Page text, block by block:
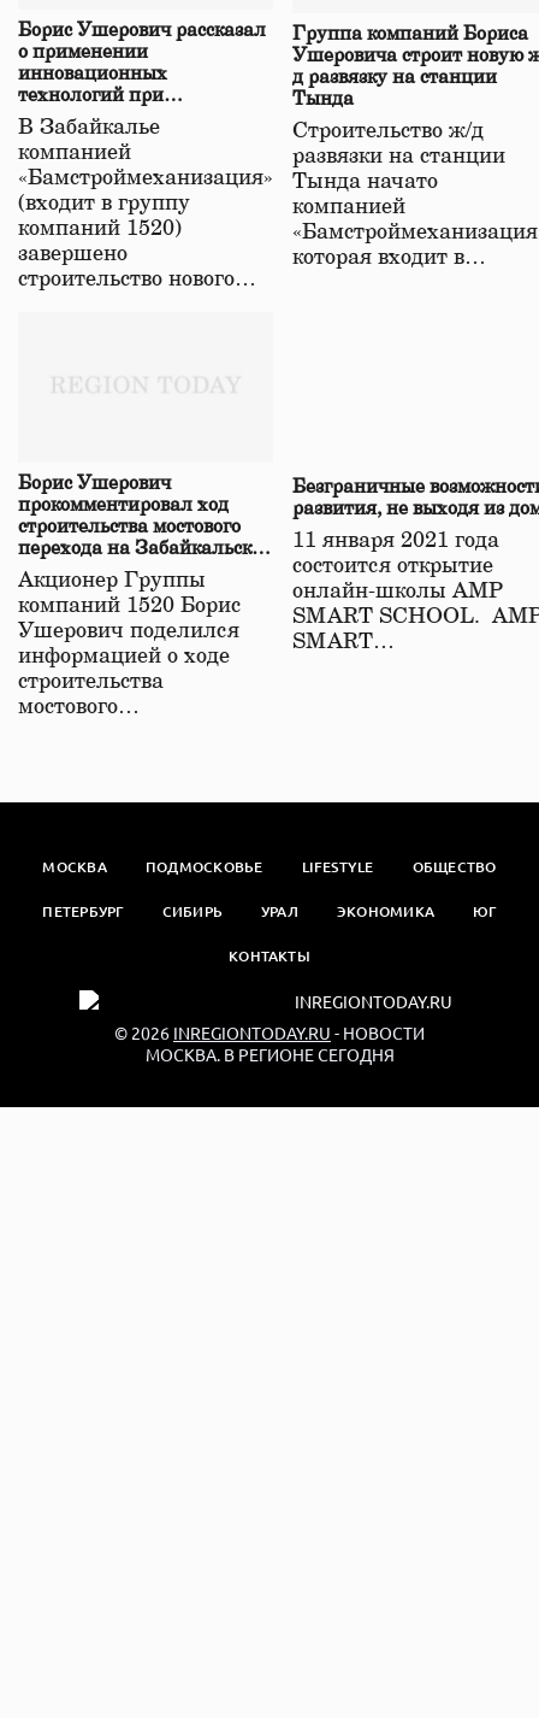
Борис Ушерович рассказал
о применении
инновационных
технологий при
строительстве нового моста
в Забайкалье
В Забайкалье
компанией
«Бамстроймеханизация»
(входит в группу
компаний 1520)
завершено
строительство нового…
Группа компаний Бориса
Ушеровича строит новую
д развязку на станции
Тында
Строительство ж/д
развязки на станции
Тында начато
компанией
которая входит в…
Борис Ушерович
прокомментировал ход
строительства мостового
перехода на Забайкальской
железной дороге
Акционер Группы
компаний 1520 Борис
Ушерович поделился
информацией о ходе
строительства
мостового…
Безграничные
развития, не выходя из
11 января 2021 года
состоится открытие
онлайн-школы АМР
SMART SCHOOL.
SMART…
МОСКВА ПОДМОСКОВЬЕ LIFESTYLE ОБЩЕСТВО
ПЕТЕРБУРГ СИБИРЬ УРАЛ ЭКОНОМИКА ЮГ
КОНТАКТЫ
© 2026 INREGIONTODAY.RU - НОВОСТИ
МОСКВА. В РЕГИОНЕ СЕГОДНЯ